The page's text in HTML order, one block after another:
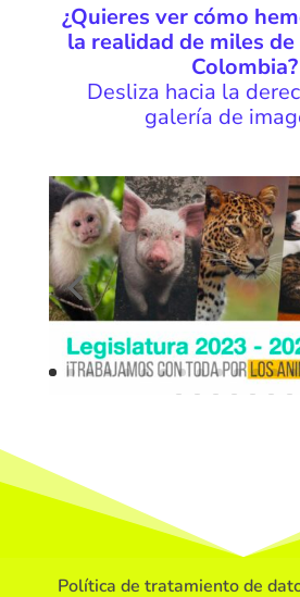
¿Quieres ver cómo
la realidad de miles
Colombia?
Desliza hacia la
galería de
Política de tratamiento de